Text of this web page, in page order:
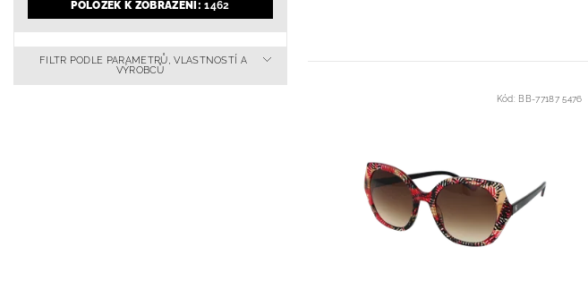
POLOŽEK K ZOBRAZENÍ:1462
FILTR PODLE PARAMETRŮ, VLASTNOSTÍ A
VÝROBCŮ
Kód: BB-77187 5476